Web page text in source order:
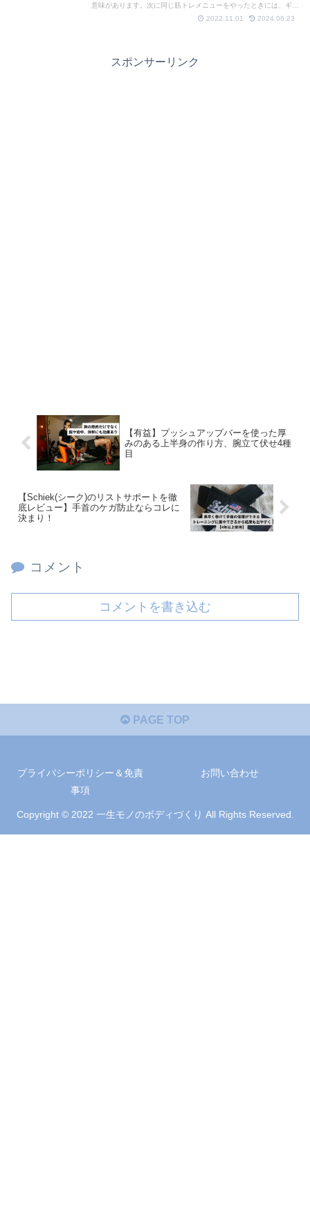
意味があります。次に同じ筋トレメニューをやったときには、ギリ
ギリできるように変化しているはず。筋トレ歴25年以上が伝授し
2022.11.01 2024.06.23
スポンサーリンク
【有益】プッシュアップバーを使った厚
みのある上半身の作り方、腕立て伏せ4種
目
【Schiek(シーク)のリストサポートを徹
底レビュー】手首のケガ防止ならコレに
決まり！
コメント
コメントを書き込む
PAGE TOP
プライバシーポリシー＆免責
事項
お問い合わせ
Copyright © 2022 一生モノのボディづくり All Rights Reserved.